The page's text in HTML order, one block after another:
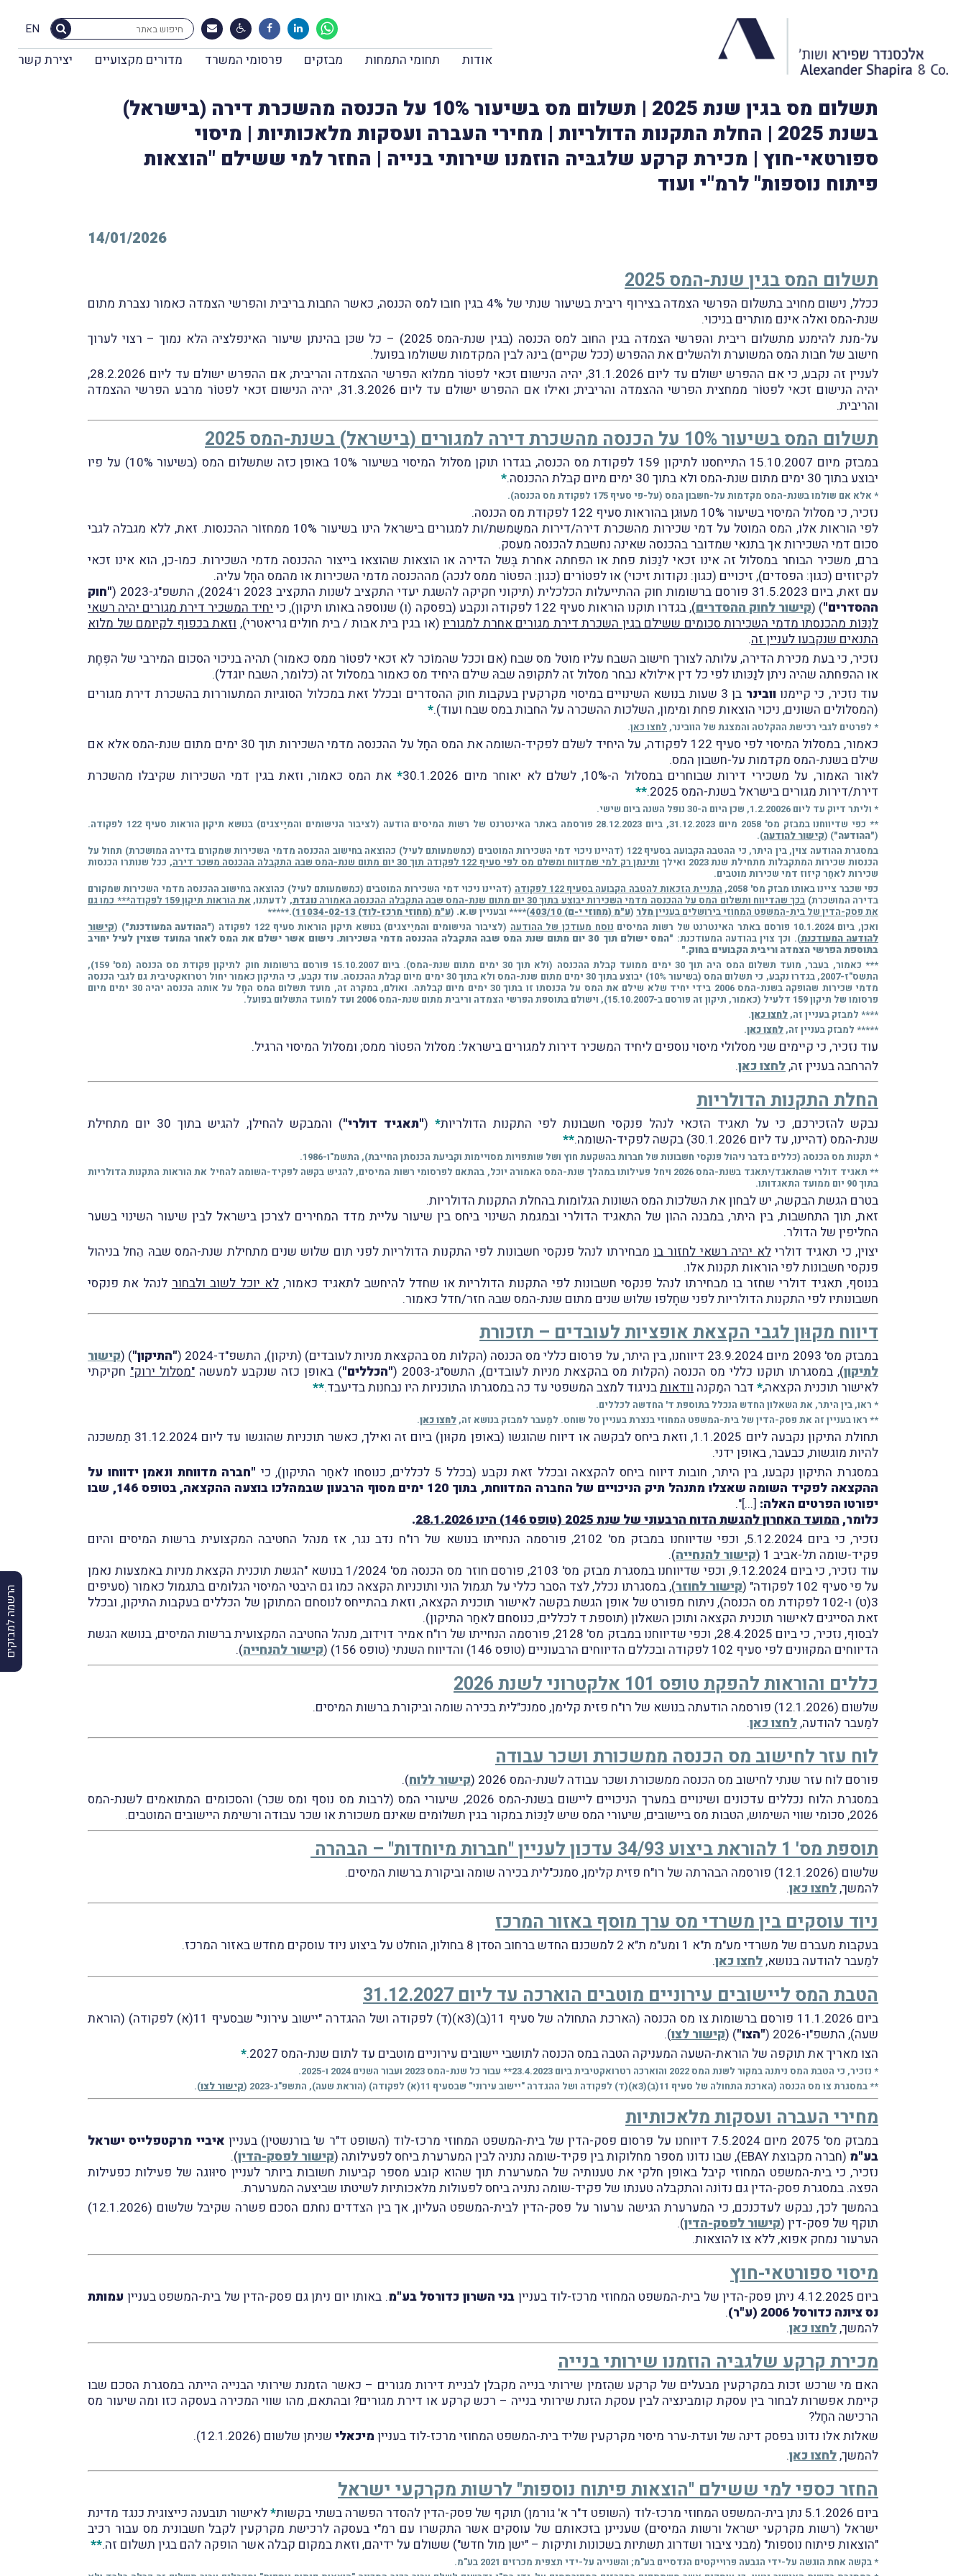
EN
אודות תחומי התמחות מבזקים פרסומי המשרד מדורים מקצועיים יצירת קשר
הרשמה למבזקים
תשלום מס בגין שנת 2025 | תשלום מס בשיעור 10% על הכנסה מהשכרת דירה (בישראל)
בשנת 2025 | החלת התקנות הדולריות | מחירי העברה ועסקות מלאכותיות | מיסוי
ספורטאי-חוץ | מכירת קרקע שלגבּיה הוזמנו שירותי בנייה | החזר למי ששילם "הוצאות
פיתוח נוספות" לרמ"י ועוד
14/01/2026
תשלום המס בגין שנת-המס 2025
ככלל, נישום מחויב בתשלום הפרשי הצמדה בצירוף ריבית בשיעור שנתי של 4% בגין חובו למס הכנסה, כאשר החבות בריבית והפרשי הצמדה כאמור נצברת מתום
שנת-המס ואלה אינם מותרים בניכוי.
על-מנת להימנע מתשלום ריבית והפרשי הצמדה בגין החוב למס הכנסה (בגין שנת-המס 2025) – כל שכּן בהינתן שיעור האינפלציה הלא נמוך – רצוי לערוך
חישוב של חבות המס המשוערת ולהשלים את ההפרש (ככל שקיים) בינהּ לבין המקדמות ששולמו בפועל.
לעניין זה נקבע, כי אם ההפרש ישולם עד ליום 31.1.2026, יהיה הנישום זכאי לפטוֹר ממלוא הפרשי ההצמדה והריבית; אם ההפרש ישולם עד ליום 28.2.2026,
יהיה הנישום זכאי לפטוֹר ממחצית הפרשי ההצמדה והריבית; ואילו אם ההפרש ישולם עד ליום 31.3.2026, יהיה הנישום זכאי לפטוֹר מרבע הפרשי ההצמדה
והריבית.
תשלום המס בשיעור 10% על הכנסה מהשכרת דירה למגורים (בישראל) בשנת-המס 2025
במבזק מיום 15.10.2007 התייחסנו לתיקון 159 לפקודת מס הכנסה, בגדרוֹ תוקן מסלול המיסוי בשיעור 10% באופן כזה שתשלום המס (בשיעור 10%) על פיו
יבוצע בתוך 30 ימים מתום שנת-המס ולא בתוך 30 ימים מיום קבלת ההכנסה.
*
* אלא אם שולמו בשנת-המס מקדמות על-חשבון המס (על-פי סעיף 175 לפקודת מס הכנסה).
נזכיר, כי מסלול המיסוי בשיעור 10% מעוּגן בהוראות סעיף 122 לפקודת מס הכנסה.
לפי הוראות אלו, המס המוטל על דמי שכירות מהשכרת דירה/דירות המשַמשת/ות למגורים בישראל הינו בשיעור 10% ממחזוֹר ההכנסות. זאת, ללא מגבלה לגבי
סכום דמי השכירות אך בתנאי שמדובר בהכנסה שאינה נחשבת להכנסה מעסק.
ברם, משכיר הבוחר במסלול זה אינו זכאי לנַכּוֹת פחת או הפחתה אחרת בְּשל הדירה או הוצאות שהוצאו בייצור ההכנסה מדמי השכירות. כמו-כן, הוא אינו זכאי
לקיזוזים (כגון: הפסדים), זיכויים (כגון: נקודות זיכוי) או לפטוֹרים (כגון: הפטוֹר ממס לנכה) מההכנסה מדמי השכירות או מהמס החָל עליה.
עם זאת, ביום 31.5.2023 פורסם ברשומות חוק ההתייעלות הכלכלית (תיקוני חקיקה להשגת יעדי התקציב לשנות התקציב 2023 ו־2024), התשפ"ג-2023 (
"חוק
ההסדרים") (קישור לחוק ההסדרים), בגדרו תוקנו הוראות סעיף 122 לפקודה ונקבע (בפסקה (ו) שנוספה באותו תיקון), כי
יחיד המשכיר דירת מגורים יהיה רשאי
לנַכּוֹת מהכנסתו מדמי השכירות סכומים ששילם בגין השכרת דירת מגורים אחרת למגוריו(או בגין בית אבות / בית חולים גריאטרי),וזאת בכפוף לקיומם של מלוא
התנאים שנקבעו לעניין זה.
נזכיר, כי בעת מכירת הדירה, עלותה לצורך חישוב השבח עליו מוטל מס שבח (אם וככל שהמוֹכר לא זכאי לפטוֹר ממס כאמור) תהיה בניכוי הסכום המירבי של הפְּחָת
או ההפחתה שהיה ניתן לנַכּותו לפי כל דין אילולא נבחר מסלול זה לתקופה שבהּ שילם היחיד מס כאמור במסלול זה (כלומר, השבח יוגדל).
עוד נזכיר, כי קיימנווובינר
בן 3 שעות בנושא השינויים במיסוי מקרקעין בעקבות חוק ההסדרים ובכלל זאת במכלול הסוגיות המתעוררות בהשכרת דירת מגורים
(המסלולים השונים, ניכוי הוצאות פחת ומימון, השלכות ההשכרה על החבות במס שבח ועוד).*
* לפרטים לגבי רכישת ההקלטה והמצגת של הוובינר, לחצו כאן.
כאמור, במסלול המיסוי לפי סעיף 122 לפקודה, על היחיד לשלם לפקיד-השומה את המס החָל על ההכנסה מדמי השכירות תוך 30 ימים מתום שנת-המס אלא אם
שילם בשנת-המס מקדמות על-חשבון המס.
לאור האמור, על משכירי דירות שבוחרים במסלול ה-10%, לשלם לא יאוחר מיום 30.1.2026
*את המס כאמור, וזאת בגין דמי השכירות שקיבלו מהשכרת
דירת/דירות מגורים בישראל בשנת-המס 2025.
**
* וליתר דיוק עד ליום 1.2.20026, שכן היום ה-30 נופל השנה ביום שישי.
** כפי שדיווחנו במבזק מס' 2058 מיום 31.12.2023, ביום 28.12.2023 פורסמה באתר האינטרנט של רשות המיסים הודעה (לציבור הנישומים והמיַיצגים) בנושא תיקון הוראות סעיף 122 לפקודה.
("ההודעה") (קישור להודעה).
במסגרת ההודעה צוין, בין היתר, כי ההטבה הקבועה בסעיף 122 (דהיינו ניכוי דמי השכירות המוטבים (כמשמעותם לעיל) כהוצאה בחישוב ההכנסה מדמי השכירות שמקורם בדירה המושכרת) תחול על
הכנסות שכירות המתקבלות מתחילת שנת 2023 ואילך
ותינתן רק למי שמדַווח ומשלם מס לפי סעיף 122 לפקודה תוך 30 יום מתום שנת-המס שבה התקבלה ההכנסה משכר דירה
, ככל שנותרו הכנסות
שכירות לאחַר קיזוז דמי שכירות מוטבים.
כפי שכבר ציינו באותו מבזק מס' 2058,
התניית הזכאות להטבה הקבועה בסעיף 122 לפקודה
(דהיינו ניכוי דמי השכירות המוטבים (כמשמעותם לעיל) כהוצאה בחישוב ההכנסה מדמי השכירות שמקורם
בדירה המושכרת) בכך שהדיווח ותשלום המס על ההכנסה מדמי השכירות יבוצע בתוך 30 יום מתום שנת-המס שבה התקבלה ההכנסה האמורה נוגדת, לדעתנו,
את הוראות תיקון 159 לפקודה*** כמו גם
את פסק-הדין של בית-המשפט המחוזי בירושלים בענייןמלר (ע"מ (מחוזי י-ם) 403/10 )**** ובעניין ש.א. (ע"מ (מחוזי מרכז-לוד) 11034-02-13
).*****
ואכן, ביום 10.1.2024 פורסם באתר האינטרנט של רשות המיסים
נוסח מעודכן של ההודעה (לציבור הנישומים והמיַיצגים) בנושא תיקון הוראות סעיף 122 לפקודה ( "ההודעה המעודכנת") (קישור
להודעה המעודכנת). וכך צוין בהודעה המעודכנת:
"המס ישולם תוך 30 יום מתום שנת המס שבה התקבלה ההכנסה מדמי השכירות. נישום אשר ישלם את המס לאחר המועד שצוין לעיל יחויב
בתוספת הפרשי הצמדה וריבית הקבועים בחוק."
*** כאמור, בעבר, מועד תשלום המס היה תוך 30 ימים ממועד קבלת ההכנסה (ולא תוך 30 ימים מתום שנת-המס). ביום 15.10.2007 פורסם ברשומות חוק לתיקון פקודת מס הכנסה (מס' 159),
התשס"ז-2007, בגדרו נקבע, כי תשלום המס (בשיעור 10%) יבוצע בתוך 30 ימים מתום שנת-המס ולא בתוך 30 ימים מיום קבלת ההכנסה. עוד נקבע, כי התיקון כאמור יחול רטרואקטיבית גם לגבי הכנסה
מדמי שכירות שהופקה בשנת-המס 2006 בידי יחיד שלא שילם את המס על הכנסתו זו בתוך 30 ימים מיום קבלתה. ואולם, במקרה זה, מועד תשלום המס החָל על אותה הכנסה יהיה 30 ימים מיום
פרסומו של תיקון 159 דלעיל (כאמור, תיקון זה פורסם ב-15.10.2007), וישולם בתוספת הפרשי הצמדה וריבית מתום שנת-המס 2006 ועד למועד התשלום בפועל.
**** למבזק בעניין זה,לחצו כאן.
***** למבזק בעניין זה,לחצו כאן.
עוד נזכיר, כי קיימים שני מסלולי מיסוי נוספים ליחיד המשכיר דירות למגורים בישראל: מסלול הפטוֹר ממס; ומסלול המיסוי הרגיל.
להרחבה בעניין זה,לחצו כאן.
החלת התקנות הדולריות
נבקש להזכירכם, כי על תאגיד הזכאי לנהל פנקסי חשבונות לפי התקנות הדולריות*
("תאגיד דולרי"
) והמבקש להחילן, להגיש בתוך 30 יום מתחילת
שנת-המס (דהיינו, עד ליום 30.1.2026) בקשה לפקיד-השומה.
**
* תקנות מס הכנסה (כללים בדבר ניהול פנקסי חשבונות של חברות בהשקעת חוץ ושל שותפויות מסויימות וקביעת הכנסתן החייבת), התשמ"ו-1986.
** תאגיד דולרי שהתאגד/יתאגד בשנת-המס 2026 ויחל פעילותו במהלך שנת-המס האמורה יוכל, בהתאם לפרסומי רשות המיסים, להגיש בקשה לפקיד-השומה להחיל את הוראות התקנות הדולריות
בתוך 90 יום ממועד התאגדותו.
בטרם הגשת הבקשה, יש לבחון את השלכות המס השונות הגלומות בהחלת התקנות הדולריות.
זאת, תוך התחשבות, בין היתר, במבנה ההון של התאגיד הדולרי ובמגמת השינוי ביחס בין שיעור עליית מדד המחירים לצרכן בישראל לבין שיעור השינוי בשער
החליפין של הדולר.
יצוין, כי תאגיד דולרילא יהיה רשאי לחזור בו מבחירתו לנהל פנקסי חשבונות לפי התקנות הדולריות לפני תום שלוש שנים מתחילת שנת-המס שבהּ הֵחל בניהול
פנקסי חשבונות לפי הוראות תקנות אלו.
בנוסף, תאגיד דולרי שחזר בו מבחירתו לנהל פנקסי חשבונות לפי התקנות הדולריות או שחדל להיחשב לתאגיד כאמור,לא יוכל לשוב ולבחור לנהל את פנקסי
חשבונותיו לפי התקנות הדולריות לפני שחָלפו שלוש שנים מתום שנת-המס שבהּ חזר/חדל כאמור.
דיווח מקוּון לגבי הקצאת אופציות לעובדים – תזכורת
במבזק מס' 2093 מיום 23.9.2024 דיווחנו, בין היתר, על פרסום כללי מס הכנסה (הקלות מס בהקצאת מניות לעובדים) (תיקון), התשפ"ד-2024 ( "התיקון") (קישור
לתיקון), במסגרתו תוקנו כללי מס הכנסה (הקלות מס בהקצאת מניות לעובדים), התשס"ג-2003 ( "הכללים") באופן כזה שנקבע למעשה "מסלול ירוק" חקיקתי
לאישור תוכנית הקצאה,* דבר המַקנה וודאותבניגוד למצב המשפטי עד כה במסגרתו התוכניות היו נבחנות בדיעבד.**
* ראו, בין היתר, את השאלון החדש הנכלל בתוספת ד' החדשה לכללים.
** ראו בעניין זה את פסק-הדין של בית-המשפט המחוזי בנצרת בעניין טל שוחט. למַעבר למבזק בנושא זה,לחצו כאן.
תחולת התיקון נקבעה ליום 1.1.2025, וזאת ביחס לבקשה או דיווח שהוגשו (באופן מקוּון) ביום זה ואילך, כאשר תוכניות שהוגשו עד ליום 31.12.2024 תַמשכנה
להיות מוגשות, כבעבר, באופן ידני.
במסגרת התיקון נקבעו, בין היתר, חובות דיווח ביחס להקצאה ובכלל זאת נקבע (בכלל 5 לכללים, כנוסחו לאחַר התיקון), כי
"חברה מדווחת ונאמן ידווחו על
ההקצאה לפקיד השומה שאצלו מתנהל תיק הניכויים של החברה המדווחת, בתוך 120 ימים מסוף הרבעון שבמהלכו בוצעה ההקצאה, בטופס 146, שבו
יפורטו הפרטים האלה: [...]".
כלומר,המועד האחרון להגשת הדוח הרבעוני של שנת 2025 (טופס 146) הינו 28.1.2026
.
נזכיר, כי ביום 5.12.2024, וכפי שדיווחנו במבזק מס' 2102, פורסמה הנחייתו בנושא של רו"ח נדב נגר, אז מנהל החטיבה המקצועית ברשות המיסים והיום
פקיד-שומה תל-אביב 1 (
קישור להנחייה).
עוד נזכיר, כי ביום 9.12.2024, וכפי שדיווחנו במסגרת מבזק מס' 2103, פורסם חוזר מס הכנסה מס' 1/2024 בנושא "הגשת תוכנית הקצאת מניות באמצעות נאמן
על פי סעיף 102 לפקודה" (
קישור לחוזר), במסגרתו נכלל, לצד הסבר כללי על תגמול הוני ותוכניות הקצאה כמו גם היבטי המיסוי הגלומים בתגמול כאמור (סעיפים
3(ט) ו-102 לפקודת מס הכנסה), ניתוח מפורט של אופן הגשת בקשה לאישור תוכנית הקצאה, וזאת בהתייחס לנוסחם המתוקן של הכללים בעקבות התיקון, ובכלל
זאת הסייגים לאישור תוכנית הקצאה ותוכן השאלון (תוספת ד לכללים, כנוסחם לאחַר התיקון).
לבסוף, נזכיר, כי ביום 28.4.2025, וכפי שדיווחנו במבזק מס' 2128, פורסמה הנחייתו של רו"ח אמיר דוידוב, מנהל החטיבה המקצועית ברשות המיסים, בנושא הגשת
הדיווחים המקוּונים לפי סעיף 102 לפקודה ובכללם הדיווחים הרבעוניים (טופס 146) והדיווח השנתי (טופס 156) (
קישור להנחייה).
כללים והוראות להפקת טופס 101 אלקטרוני לשנת 2026
שלשום (12.1.2026) פורסמה הודעתה בנושא של רו"ח פזית קלימן, סמנכ"לית בכירה שומה וביקורת ברשות המיסים.
למַעבר להודעה,לחצו כאן.
לוח עזר לחישוב מס הכנסה ממשכורת ושכר עבודה
פורסם לוח עזר שנתי לחישוב מס הכנסה ממשכורת ושכר עבודה לשנת-המס 2026 ( קישור ללוח).
במסגרת הלוח נכללים עדכונים ושינויים במערך הניכויים ליישום בשנת-המס 2026, שיעורי המס (לרבות מס נוסף ומס שכר) והסכומים המתואמים לשנת-המס
2026, סכומי שווי השימוש, הטבות מס ביישובים, שיעורי המס שיש לנַכּוֹת במקור בגין תשלומים שאינם משכורת או שכר עבודה ורשימת היישובים המוטבים.
תוספת מס' 1 להוראת ביצוע 34/93 עדכון לעניין "חברות מיוחדות" – הבהרה
שלשום (12.1.2026) פורסמה הבהרתה של רו"ח פזית קלימן, סמנכ"לית בכירה שומה וביקורת ברשות המיסים.
להמשך,לחצו כאן.
ניוד עוסקים בין משרדי מס ערך מוסף באזור המרכז
בעקבות מעברם של משרדי מע"מ ת"א 1 ומע"מ ת"א 2 למשכנם החדש ברחוב הסדן 8 בחולון, הוחלט על ביצוע ניוד עוסקים מחדש באזור המרכז.
למַעבר להודעה בנושא,לחצו כאן.
הטבת המס ליישובים עירוניים מוטבים הוארכה עד ליום 31.12.2027
ביום 11.1.2026 פורסם ברשומות צו מס הכנסה (הארכת התחולה של סעיף 11(ב)(3א)(ד) לפקודה ושל ההגדרה "יישוב עירוני" שבסעיף 11(א) לפקודה) (הוראת
שעה), התשפ"ו-2026 (
"הצו") (קישור לצו).
הצו מאריך את תוקפה של הוראת-השעה המעניקה הטבה במס הכנסה לתושבי יישובים עירוניים מוטבים עד לתום שנת-המס 2027.
*
* נזכיר, כי הטבת המס ניתנה במקור לשנת המס 2022 והוארכה רטרואקטיבית ביום 23.4.2023** עבור כל שנת-המס 2023 ועבור השנים 2024 ו-2025.
** במסגרת צו מס הכנסה (הארכת התחולה של סעיף 11(ב)(3א)(ד) לפקודה ושל ההגדרה "יישוב עירוני" שבסעיף 11(א) לפקודה) (הוראת שעה), התשפ"ג-2023 (
קישור לצו).
מחירי העברה ועסקות מלאכותיות
במבזק מס' 2075 מיום 7.5.2024 דיווחנו על פרסום פסק-הדין של בית-המשפט המחוזי מרכז-לוד (השופט ד"ר ש' בורנשטין) בעניין
איביי מרקטפלייס ישראל
בע"מ (חברה מקבוצת EBAY), שבו נדונו מספר מחלוקות בין פקיד-שומה נתניה לבין המערערת ביחס לפעילותה ( קישור לפסק-הדין).
נזכיר, כי בית-המשפט המחוזי קיבל באופן חלקי את טענותיה של המערערת תוך שהוא קובע מספר קביעות חשובות ביותר לעניין סיוּוגה של פעילות כפעילות
הפצה. במסגרת פסק-הדין גם נדוֹנה והתקבלה טענתו של פקיד-שומה נתניה ביחס לפעולות מלאכותיות לשיטתו שביצעה המערערת.
בהמשך לכך, נבקש לעדכנכם, כי המערערת הגישה ערעור על פסק-הדין לבית-המשפט העליון, אך בין הצדדים נחתם הסכם פשרה שקיבל שלשום (12.1.2026)
תוקף של פסק-דין (קישור לפסק-הדין).
הערעור נמחק אפוא, ללא צו להוצאות.
מיסוי ספורטאי-חוץ
ביום 4.12.2025 ניתן פסק-הדין של בית-המשפט המחוזי מרכז-לוד בעניין בני השרון כדורסל בע"מ. באותו יום ניתן גם פסק-הדין של בית-המשפט בעניין עמותת
נס ציונה כדורסל 2006 (ע"ר)
.
להמשך,לחצו כאן.
מכירת קרקע שלגבּיה הוזמנו שירותי בנייה
האם מי שרכש זכות במקרקעין מבעלים של קרקע שהִזמין שירותי בנייה מקבלן לבניית דירות מגורים – כאשר הזמנת שירותי הבנייה הייתה במסגרת הסכם שבו
קיימת אפשרות לבחור בין עסקת קומבינציה לבין עסקת הזנת שירותי בנייה – רכש קרקע או דירת מגורים? ובהתאם, מהו שווי המכירה בעסקה כזו ומה שיעור מס
הרכישה החָל?
שאלות אלו נדונו בפסק דינה של ועדת-ערר מיסוי מקרקעין שליד בית-המשפט המחוזי מרכז-לוד בענייןמיכאלי שניתן שלשום (12.1.2026).
להמשך,לחצו כאן.
החזר כספי למי ששילם "הוצאות פיתוח נוספות" לרשות מקרקעי ישראל
ביום 5.1.2026 נתן בית-המשפט המחוזי מרכז-לוד (השופט ד"ר א' גורמן) תוקף של פסק-הדין להסדר הפשרה בשתי בקשות *לאישור תובענה כייצוגית כנגד מדינת
ישראל (רשות מקרקעי ישראל ורשות המיסים) שעניינן בזכאותם של עוסקים אשר התקשרו עם רמ"י בעסקה לרכישת מקרקעין לקבל חשבונית מס עבור רכיב
"הוצאות פיתוח נוספות" (מבני ציבור ושדרוג תשתיות בשכונות ותיקות – "ישן מול חדש") ששולם על ידיהם, וזאת במקום קבלה אשר הופקה להם בגין תשלום זה.**
* בקשה אחת הוגשה על-ידי הגבעה פרוייקטים הנדסיים בע"מ; והשנייה על-ידי תצפית מכרזים 2021 בע"מ.